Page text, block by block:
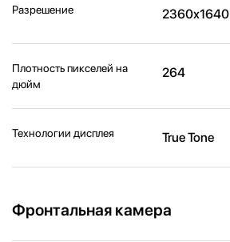
Разрешение 2360x1640
Плотность пикселей на
дюйм
264
Технологии дисплея True Tone
Фронтальная камера